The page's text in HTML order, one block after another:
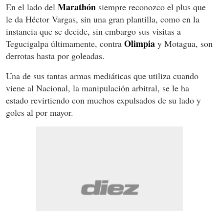
En el lado del Marathón siempre reconozco el plus que
le da Héctor Vargas, sin una gran plantilla, como en la
instancia que se decide, sin embargo sus visitas a
Tegucigalpa últimamente, contra Olimpia y Motagua, son
derrotas hasta por goleadas.
Una de sus tantas armas mediáticas que utiliza cuando
viene al Nacional, la manipulación arbitral, se le ha
estado revirtiendo con muchos expulsados de su lado y
goles al por mayor.